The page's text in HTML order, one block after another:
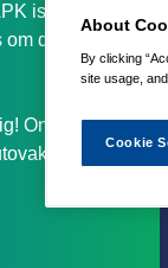
is een
deze
Ontdek
About
By clicking
site usage,
Cookie